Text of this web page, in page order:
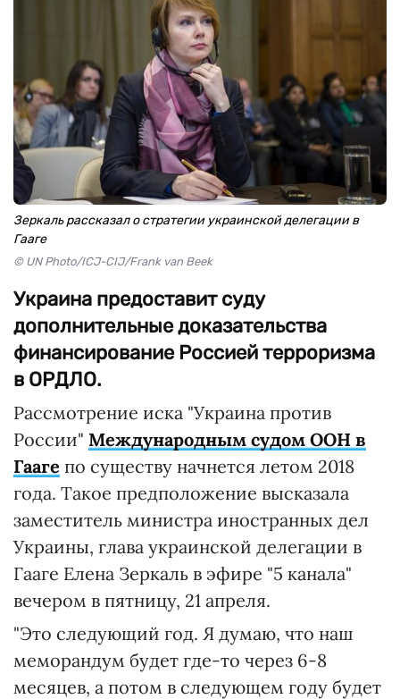
Зеркаль рассказал о стратегии украинской делегации в
Гааге
© UN Photo/ICJ-CIJ/Frank van Beek
Украина предоставит суду
дополнительные доказательства
финансирование Россией терроризма
в ОРДЛО.
Рассмотрение иска "Украина против
России" Международным судом ООН в
Гааге по существу начнется летом 2018
года. Такое предположение высказала
заместитель министра иностранных дел
Украины, глава украинской делегации в
Гааге Елена Зеркаль в эфире "5 канала"
вечером в пятницу, 21 апреля.
"Это следующий год. Я думаю, что наш
меморандум будет где-то через 6-8
месяцев, а потом в следующем году будет